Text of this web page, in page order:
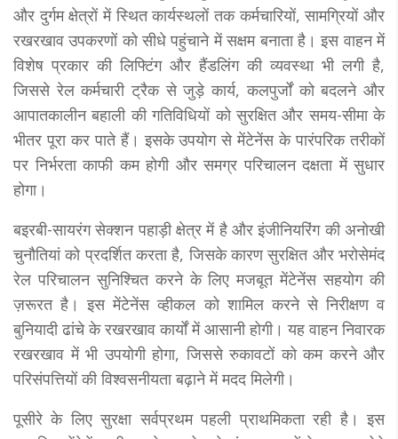
और दुर्गम क्षेत्रों में स्थित कार्यस्थलों तक कर्मचारियों, सामग्रियों और
रखरखाव उपकरणों को सीधे पहुंचाने में सक्षम बनाता है। इस वाहन में
विशेष प्रकार की लिफ्टिंग और हैंडलिंग की व्यवस्था भी लगी है,
जिससे रेल कर्मचारी ट्रैक से जुड़े कार्य, कलपुर्जों को बदलने और
आपातकालीन बहाली की गतिविधियों को सुरक्षित और समय-सीमा के
भीतर पूरा कर पाते हैं। इसके उपयोग से मेंटेनेंस के पारंपरिक तरीकों
पर निर्भरता काफी कम होगी और समग्र परिचालन दक्षता में सुधार
होगा।
बइरबी-सायरंग सेक्शन पहाड़ी क्षेत्र में है और इंजीनियरिंग की अनोखी
चुनौतियां को प्रदर्शित करता है, जिसके कारण सुरक्षित और भरोसेमंद
रेल परिचालन सुनिश्चित करने के लिए मजबूत मेंटेनेंस सहयोग की
ज़रूरत है। इस मेंटेनेंस व्हीकल को शामिल करने से निरीक्षण व
बुनियादी ढांचे के रखरखाव कार्यों में आसानी होगी। यह वाहन निवारक
रखरखाव में भी उपयोगी होगा, जिससे रुकावटों को कम करने और
परिसंपत्तियों की विश्वसनीयता बढ़ाने में मदद मिलेगी।
पूसीरे के लिए सुरक्षा सर्वप्रथम पहली प्राथमिकता रही है। इस